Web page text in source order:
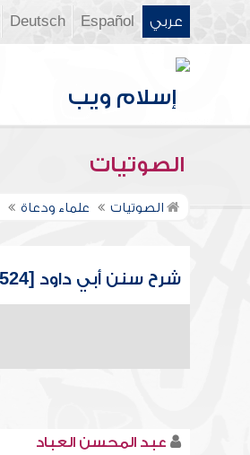
عربي Español
Deutsch
الصوتيات
الصوتيات علماء ودعاة
شرح سنن أبي داود [524]
عبد المحسن العباد